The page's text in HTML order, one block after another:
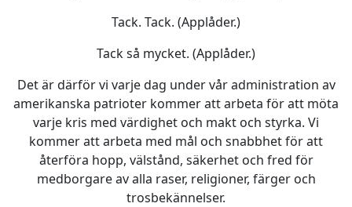
Tack. Tack. (Applåder.)
Tack så mycket. (Applåder.)
Det är därför vi varje dag under vår administration av
amerikanska patrioter kommer att arbeta för att möta
varje kris med värdighet och makt och styrka. Vi
kommer att arbeta med mål och snabbhet för att
återföra hopp, välstånd, säkerhet och fred för
medborgare av alla raser, religioner, färger och
trosbekännelser.